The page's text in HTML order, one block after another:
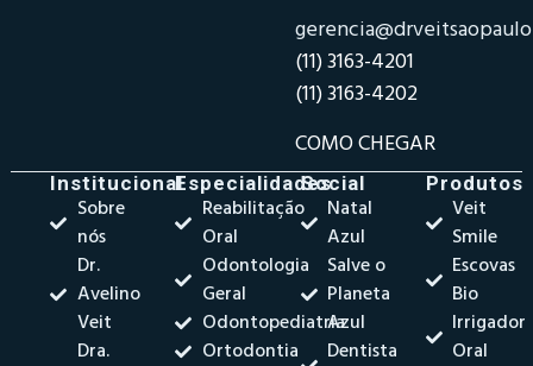
(11) 3163-4201
(11) 3163-4202
COMO CHEGAR
Institucional
Sobre
nós
Dr.
Avelino
Veit
Dra.
Especialidades
Reabilitação
Oral
Odontologia
Geral
Odontopediatria
Ortodontia
Social
Natal
Azul
Salve o
Planeta
Azul
Dentista
Produtos
Veit
Smile
Escovas
Bio
Irrigador
Oral